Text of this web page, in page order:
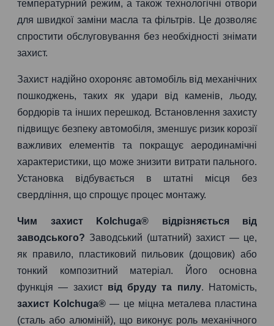
температурний режим, а також технологічні отвори
для швидкої заміни масла та фільтрів. Це дозволяє
спростити обслуговування без необхідності знімати
захист.
Захист надійно охороняє автомобіль від механічних
пошкоджень, таких як удари від каменів, льоду,
бордюрів та інших перешкод. Встановлення захисту
підвищує безпеку автомобіля, зменшує ризик корозії
важливих елементів та покращує аеродинамічні
характеристики, що може знизити витрати пального.
Установка відбувається в штатні місця без
свердління, що спрощує процес монтажу.
Чим захист Kolchuga® відрізняється від
заводського? Заводський (штатний) захист — це,
як правило, пластиковий пильовик (дощовик) або
тонкий композитний матеріал. Його основна
функція — захист від бруду та пилу. Натомість,
захист Kolchuga® — це міцна металева пластина
(сталь або алюміній), що виконує роль механічного